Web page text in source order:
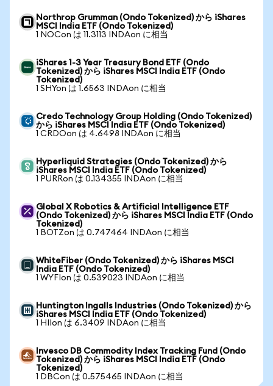
Northrop Grumman (Ondo Tokenized) から iShares
MSCI India ETF (Ondo Tokenized)
1 NOCon は 11.3113 INDAon に相当
iShares 1-3 Year Treasury Bond ETF (Ondo
Tokenized) から iShares MSCI India ETF (Ondo
Tokenized)
1 SHYon は 1.6563 INDAon に相当
Credo Technology Group Holding (Ondo Tokenized)
から iShares MSCI India ETF (Ondo Tokenized)
1 CRDOon は 4.6498 INDAon に相当
Hyperliquid Strategies (Ondo Tokenized) から
iShares MSCI India ETF (Ondo Tokenized)
1 PURRon は 0.134355 INDAon に相当
Global X Robotics & Artificial Intelligence ETF
(Ondo Tokenized) から iShares MSCI India ETF (Ondo
Tokenized)
1 BOTZon は 0.747464 INDAon に相当
WhiteFiber (Ondo Tokenized) から iShares MSCI
India ETF (Ondo Tokenized)
1 WYFIon は 0.539023 INDAon に相当
Huntington Ingalls Industries (Ondo Tokenized) から
iShares MSCI India ETF (Ondo Tokenized)
1 HIIon は 6.3409 INDAon に相当
Invesco DB Commodity Index Tracking Fund (Ondo
Tokenized) から iShares MSCI India ETF (Ondo
Tokenized)
1 DBCon は 0.575465 INDAon に相当